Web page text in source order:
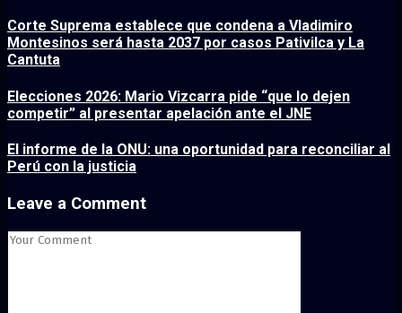
Corte Suprema establece que condena a Vladimiro
Montesinos será hasta 2037 por casos Pativilca y La
Cantuta
Elecciones 2026: Mario Vizcarra pide “que lo dejen
competir” al presentar apelación ante el JNE
El informe de la ONU: una oportunidad para reconciliar al
Perú con la justicia
Leave a Comment